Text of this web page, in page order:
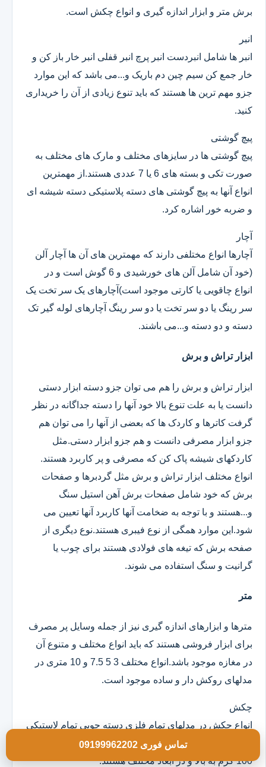
برش متر و ابزار اندازه گیری و انواع چکش است.
انبر
انبر ها شامل انبردست انبر پرچ انبر قفلی انبر خار باز کن و
خار جمع کن سیم چین دم باریک و...می باشد که این موارد
جزو مهم ترین ها هستند که باید تنوع زیادی از آن را خریداری
کنید.
پیچ گوشتی
پیچ گوشتی ها در سایزهای مختلف و مارک های مختلف به
صورت تکی و بسته های 6 یا 7 عددی هستند.از مهمترین
انواع آنها به پیچ گوشتی های دسته پلاستیکی دسته شیشه ای
و ضربه خور اشاره کرد.
آچار
آچارها انواع مختلفی دارند که مهمترین های آن ها آچار آلن
(خود آن شامل آلن های خورشیدی و 6 گوش است و در
انواع چاقویی یا کارتی موجود است)آچارهای یک سر تخت یک
سر رینگ یا دو سر تخت یا دو سر رینگ آچارهای لوله گیر تک
دسته و دو دسته و...می باشند.
ابزار تراش و برش
ابزار تراش و برش را هم می توان جزو دسته ابزار دستی
دانست یا به علت تنوع بالا خود آنها را دسته جداگانه در نظر
گرفت کاترها و کاردک ها که بعضی از آنها را می توان هم
جزو ابزار مصرفی دانست و هم جزو ابزار دستی.مثل
کاردکهای شیشه پاک کن که مصرفی و پر کاربرد هستند.
انواع مختلف ابزار تراش و برش مثل گردبرها و صفحات
برش که خود شامل صفحات برش آهن استیل سنگ
و...هستند و با توجه به ضخامت آنها کاربرد آنها تعیین می
شود.این موارد همگی از نوع فیبری هستند.نوع دیگری از
صفحه برش که تیغه های فولادی هستند برای چوب یا
گرانیت و سنگ استفاده می شوند.
متر
مترها و ابزارهای اندازه گیری نیز از جمله وسایل پر مصرف
برای ابزار فروشی هستند که باید انواع مختلف و متنوع آن
در مغازه موجود باشد.انواع مختلف 3 5 7.5 و 10 متری در
مدلهای روکش دار و ساده موجود است.
چکش
انواع چکش در مدلهای تمام فلزی دسته چوبی تمام لاستیکی
و ژله ای موجود است که خود آنها در وزن های مختلف از
100 گرم به بالا و در ابعاد مختلف هستند.
تماس فوری 09199962202